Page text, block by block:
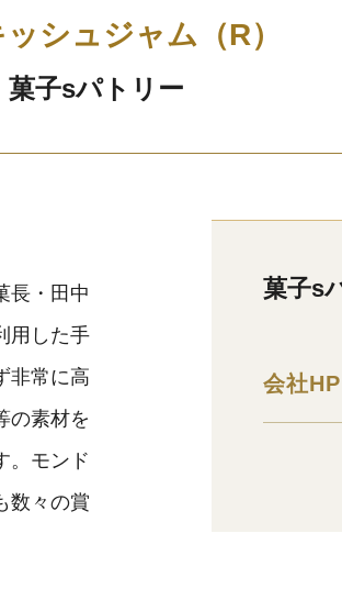
シュジャム（R）
菓子sパトリー
長・田中
用した手
非常に高
の素材を
。モンド
数々の賞
菓子s
会社HP